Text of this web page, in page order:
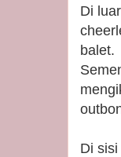
Di
balet.
Di